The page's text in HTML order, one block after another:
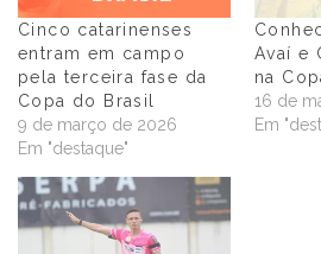
Cinco catarinenses
entram em campo
pela terceira fase da
Copa do Brasil
9 de março de 2026
Em "destaque"
Avaí e
na
16 de
Em